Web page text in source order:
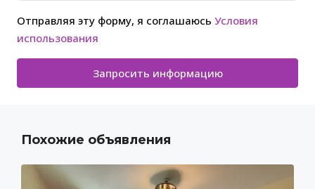
Отправляя эту форму, я соглашаюсь Условия
использования
Запросить информацию
Похожие объявления